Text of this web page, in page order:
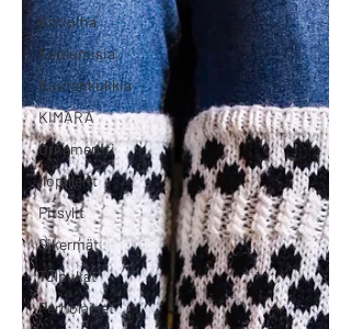
Kotipiha
Kuulumisia
Kuurankukkia
KIMARA
Ornamentti
Ilopillerit
Pitsylit
Sikermät
Tulpukat
Perholaiset